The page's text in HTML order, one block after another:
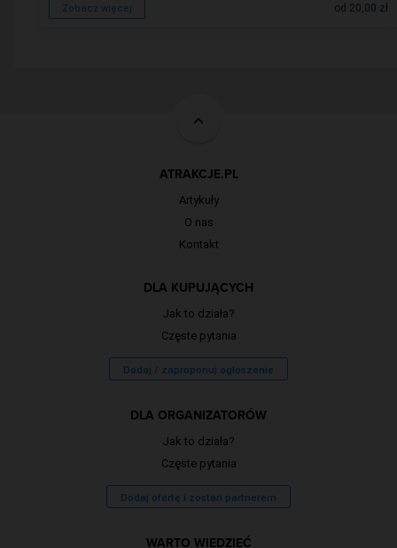
Zobacz więcej od 20,00 zł
ATRAKCJE.PL
Artykuły
O nas
Kontakt
DLA KUPUJĄCYCH
Jak to działa?
Częste pytania
Dodaj / zaproponuj ogłoszenie
DLA ORGANIZATORÓW
Jak to działa?
Częste pytania
Dodaj ofertę i zostań partnerem
WARTO WIEDZIEĆ